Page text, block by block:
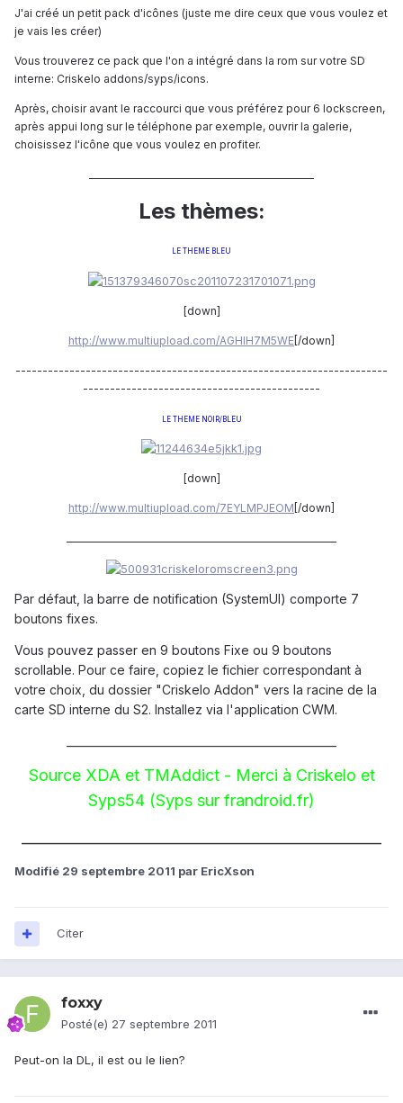
J'ai créé un petit pack d'icônes (juste me dire ceux que vous voulez et
je vais les créer)
Vous trouverez ce pack que l'on a intégré dans la rom sur votre SD
interne: Criskelo addons/syps/icons.
Après, choisir avant le raccourci que vous préférez pour 6 lockscreen,
après appui long sur le téléphone par exemple, ouvrir la galerie,
choisissez l'icône que vous voulez en profiter.
Les thèmes:
LE THEME BLEU
[down]
http://www.multiupload.com/AGHIH7M5WE [/down]
---------------------------------------------------------------------
--------------------------------------------
LE THEME NOIR/BLEU
[down]
http://www.multiupload.com/7EYLMPJEOM [/down]
Par défaut, la barre de notification (SystemUI) comporte 7
boutons fixes.
Vous pouvez passer en 9 boutons Fixe ou 9 boutons
scrollable. Pour ce faire, copiez le fichier correspondant à
votre choix, du dossier "Criskelo Addon" vers la racine de la
carte SD interne du S2. Installez via l'application CWM.
Source XDA et TMAddict - Merci à Criskelo et
Syps54 (Syps sur frandroid.fr)
Modifié 29 septembre 2011 par EricXson
Citer
foxxy
Posté(e) 27 septembre 2011
Peut-on la DL, il est ou le lien?